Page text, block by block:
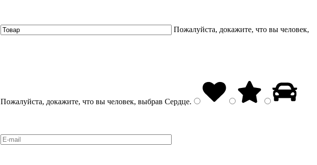
Пожалуйста, докажите, что вы человек,
Пожалуйста, докажите, что вы человек, выбрав Сердце.